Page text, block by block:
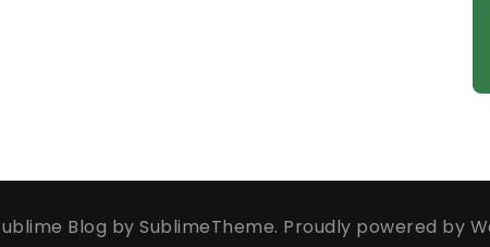
Blog bySublimeTheme. Proudly powered by